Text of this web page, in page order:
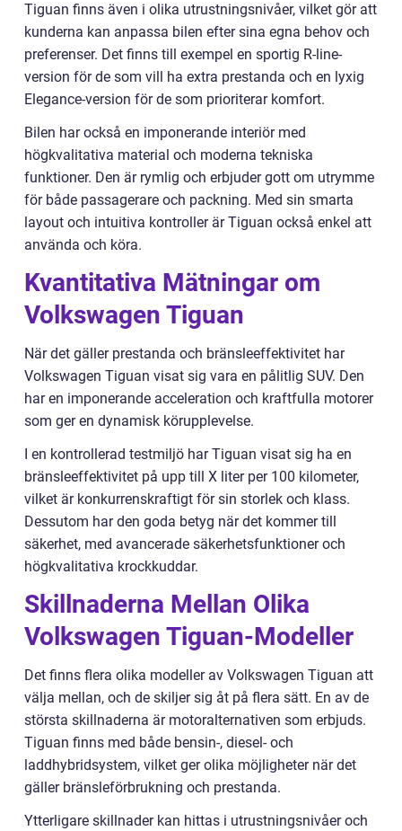
Tiguan finns även i olika utrustningsnivåer, vilket gör att
kunderna kan anpassa bilen efter sina egna behov och
preferenser. Det finns till exempel en sportig R-line-
version för de som vill ha extra prestanda och en lyxig
Elegance-version för de som prioriterar komfort.
Bilen har också en imponerande interiör med
högkvalitativa material och moderna tekniska
funktioner. Den är rymlig och erbjuder gott om utrymme
för både passagerare och packning. Med sin smarta
layout och intuitiva kontroller är Tiguan också enkel att
använda och köra.
Kvantitativa Mätningar om
Volkswagen Tiguan
När det gäller prestanda och bränsleeffektivitet har
Volkswagen Tiguan visat sig vara en pålitlig SUV. Den
har en imponerande acceleration och kraftfulla motorer
som ger en dynamisk körupplevelse.
I en kontrollerad testmiljö har Tiguan visat sig ha en
bränsleeffektivitet på upp till X liter per 100 kilometer,
vilket är konkurrenskraftigt för sin storlek och klass.
Dessutom har den goda betyg när det kommer till
säkerhet, med avancerade säkerhetsfunktioner och
högkvalitativa krockkuddar.
Skillnaderna Mellan Olika
Volkswagen Tiguan-Modeller
Det finns flera olika modeller av Volkswagen Tiguan att
välja mellan, och de skiljer sig åt på flera sätt. En av de
största skillnaderna är motoralternativen som erbjuds.
Tiguan finns med både bensin-, diesel- och
laddhybridsystem, vilket ger olika möjligheter när det
gäller bränsleförbrukning och prestanda.
Ytterligare skillnader kan hittas i utrustningsnivåer och